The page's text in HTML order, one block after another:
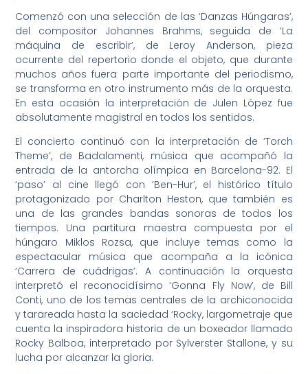
Comenzó con una selección de las ‘Danzas Húngaras’,
del compositor Johannes Brahms, seguida de ‘La
máquina de escribir’, de Leroy Anderson, pieza
ocurrente del repertorio donde el objeto, que durante
muchos años fuera parte importante del periodismo,
se transforma en otro instrumento más de la orquesta.
En esta ocasión la interpretación de Julen López fue
absolutamente magistral en todos los sentidos.
El concierto continuó con la interpretación de ‘Torch
Theme’, de Badalamenti, música que acompañó la
entrada de la antorcha olímpica en Barcelona-92. El
‘paso’ al cine llegó con ‘Ben-Hur’, el histórico título
protagonizado por Charlton Heston, que también es
una de las grandes bandas sonoras de todos los
tiempos. Una partitura maestra compuesta por el
húngaro Miklos Rozsa, que incluye temas como la
espectacular música que acompaña a la icónica
‘Carrera de cuádrigas’. A continuación la orquesta
interpretó el reconocidísimo ‘Gonna Fly Now’, de Bill
Conti, uno de los temas centrales de la archiconocida
y tarareada hasta la saciedad ‘Rocky, largometraje que
cuenta la inspiradora historia de un boxeador llamado
Rocky Balboa, interpretado por Sylverster Stallone, y su
lucha por alcanzar la gloria.